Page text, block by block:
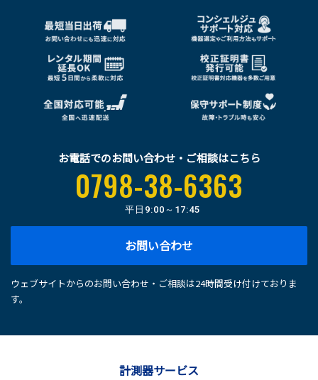
お電話でのお問い合わせ・ご相談はこちら
0798-38-6363
平日 9:00～17:45
お問い合わせ
ウェブサイトからのお問い合わせ・ご相談は24時間受け付けておりま
す。
計測器サービス